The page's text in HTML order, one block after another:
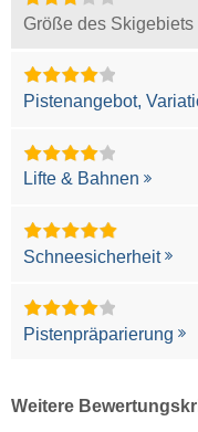
Größe des Skigebiets
Pistenangebot,
Lifte & Bahnen
Schneesicherheit
Pistenpräparierung
Weitere